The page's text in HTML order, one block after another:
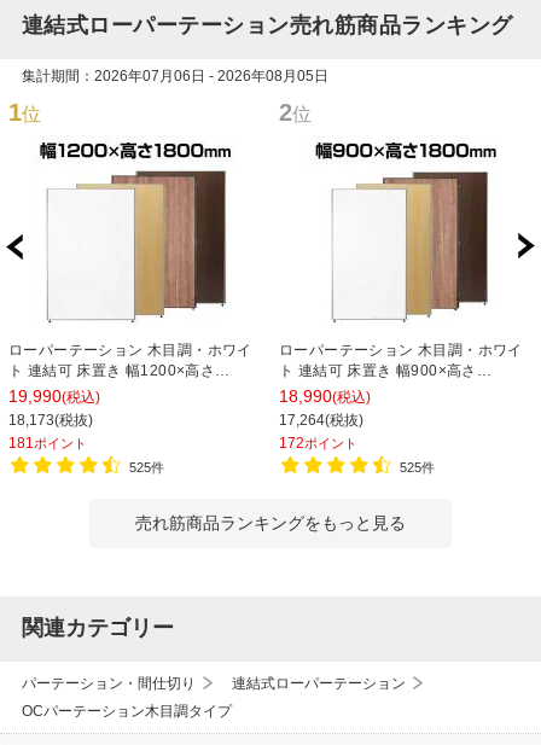
連結式ローパーテーション売れ筋商品ランキング
集計期間：2026年07月06日 - 2026年08月05日
1位
ローパーテーション 木目調・ホワイ
ト 連結可 床置き 幅1200×高さ
1800mm パーティション 衝立 間仕切
り オフィス 目隠し
19,990(税込)
18,173(税抜)
181ポイント
525件
2位
ローパーテーション 木目調・ホワイ
ト 連結可 床置き 幅900×高さ
1800mm パーティション 衝立 間仕切
り オフィス 目隠し
18,990(税込)
17,264(税抜)
172ポイント
525件
売れ筋商品ランキングをもっと見る
関連カテゴリー
パーテーション・間仕切り
連結式ローパーテーション
OCパーテーション木目調タイプ